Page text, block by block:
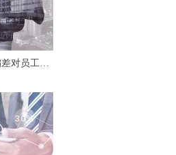
对员工努